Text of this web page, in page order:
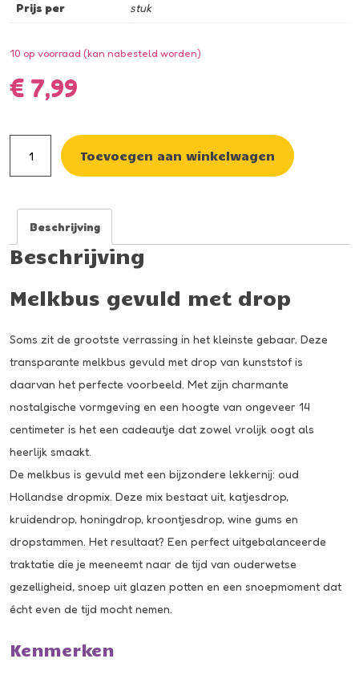
€ 7,99
10 op voorraad (kan nabesteld worden)
drop
aantal
Toevoegen aan winkelwagen
Prijs per stuk
Beschrijving
Beschrijving
Melkbus gevuld met drop
Soms zit de grootste verrassing in het kleinste gebaar. Deze
transparante melkbus gevuld met drop van kunststof is
daarvan het perfecte voorbeeld. Met zijn charmante
nostalgische vormgeving en een hoogte van ongeveer 14
centimeter is het een cadeautje dat zowel vrolijk oogt als
heerlijk smaakt.
De melkbus is gevuld met een bijzondere lekkernij: oud
Hollandse dropmix. Deze mix bestaat uit, katjesdrop,
kruidendrop, honingdrop, kroontjesdrop, wine gums en
dropstammen. Het resultaat? Een perfect uitgebalanceerde
traktatie die je meeneemt naar de tijd van ouderwetse
gezelligheid, snoep uit glazen potten en een snoepmoment dat
écht even de tijd mocht nemen.
Kenmerken